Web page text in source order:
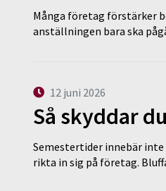
Många företag förstärker
anställningen bara ska
12 juni 2026
Så skyddar
Semestertider innebär inte
rikta in sig på företag.